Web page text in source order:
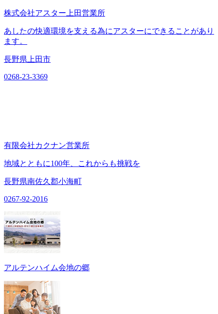
株式会社アスター上田営業所
あしたの快適環境を支える為にアスターにできることがあり
ます。
長野県上田市
0268-23-3369
有限会社カクナン営業所
地域とともに100年、これからも挑戦を
長野県南佐久郡小海町
0267-92-2016
アルテンハイム会地の郷